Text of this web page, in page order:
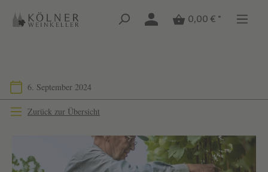
Zum Hauptinhalt springen
Zum Hauptinhalt springen
0,00 € *
6. September 2024
Zurück zur Übersicht